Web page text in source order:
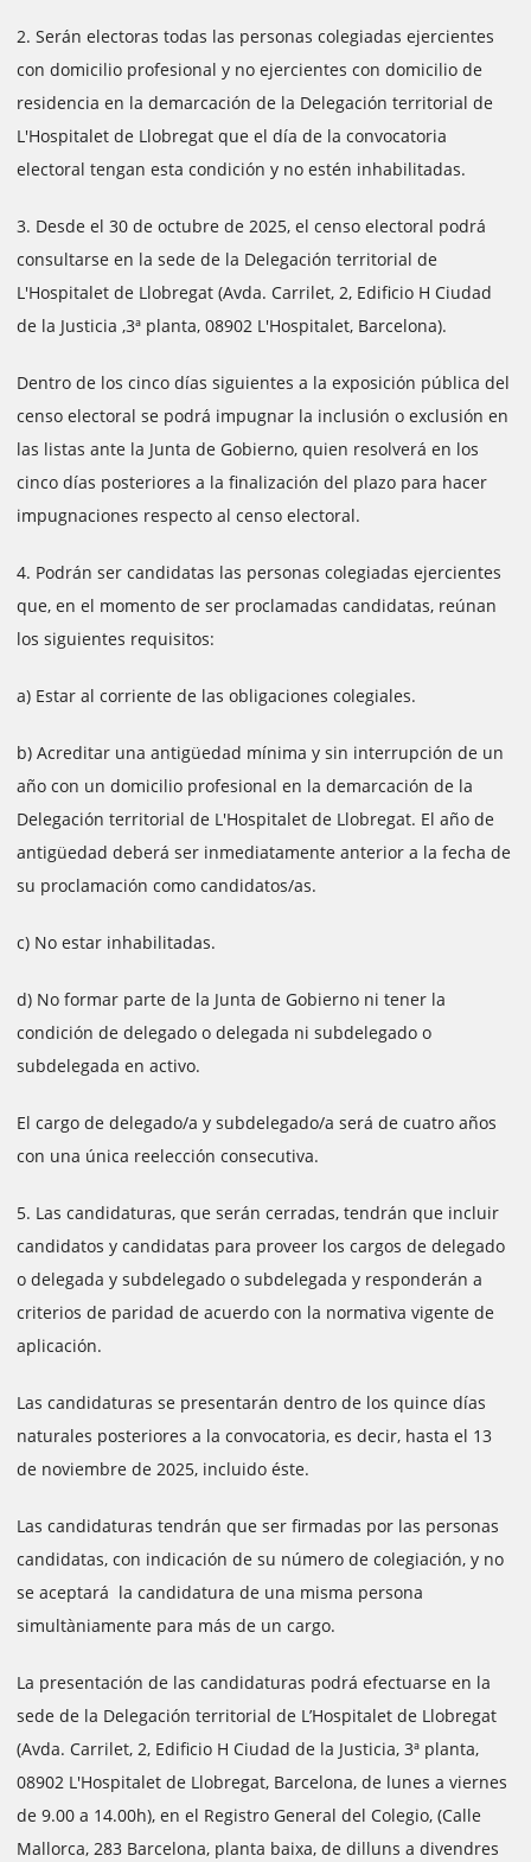
2. Serán electoras todas las personas colegiadas ejercientes
con domicilio profesional y no ejercientes con domicilio de
residencia en la demarcación de la Delegación territorial de
L'Hospitalet de Llobregat que el día de la convocatoria
electoral tengan esta condición y no estén inhabilitadas.
3. Desde el 30 de octubre de 2025, el censo electoral podrá
consultarse en la sede de la Delegación territorial de
L'Hospitalet de Llobregat (Avda. Carrilet, 2, Edificio H Ciudad
de la Justicia ,3ª planta, 08902 L'Hospitalet, Barcelona).
Dentro de los cinco días siguientes a la exposición pública del
censo electoral se podrá impugnar la inclusión o exclusión en
las listas ante la Junta de Gobierno, quien resolverá en los
cinco días posteriores a la finalización del plazo para hacer
impugnaciones respecto al censo electoral.
4. Podrán ser candidatas las personas colegiadas ejercientes
que, en el momento de ser proclamadas candidatas, reúnan
los siguientes requisitos:
a) Estar al corriente de las obligaciones colegiales.
b) Acreditar una antigüedad mínima y sin interrupción de un
año con un domicilio profesional en la demarcación de la
Delegación territorial de L'Hospitalet de Llobregat. El año de
antigüedad deberá ser inmediatamente anterior a la fecha de
su proclamación como candidatos/as.
c) No estar inhabilitadas.
d) No formar parte de la Junta de Gobierno ni tener la
condición de delegado o delegada ni subdelegado o
subdelegada en activo.
El cargo de delegado/a y subdelegado/a será de cuatro años
con una única reelección consecutiva.
5. Las candidaturas, que serán cerradas, tendrán que incluir
candidatos y candidatas para proveer los cargos de delegado
o delegada y subdelegado o subdelegada y responderán a
criterios de paridad de acuerdo con la normativa vigente de
aplicación.
Las candidaturas se presentarán dentro de los quince días
naturales posteriores a la convocatoria, es decir, hasta el 13
de noviembre de 2025, incluido éste.
Las candidaturas tendrán que ser firmadas por las personas
candidatas, con indicación de su número de colegiación, y no
se aceptará la candidatura de una misma persona
simultàniamente para más de un cargo.
La presentación de las candidaturas podrá efectuarse en la
sede de la Delegación territorial de L’Hospitalet de Llobregat
(Avda. Carrilet, 2, Edificio H Ciudad de la Justicia, 3ª planta,
08902 L'Hospitalet de Llobregat, Barcelona, de lunes a viernes
de 9.00 a 14.00h), en el Registro General del Colegio, (Calle
Mallorca, 283 Barcelona, planta baixa, de dilluns a divendres